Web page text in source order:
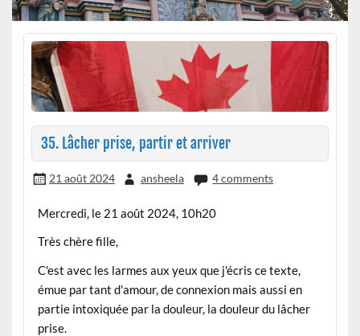
35. Lâcher prise, partir et arriver
21 août 2024 ansheela 4 comments
Mercredi, le 21 août 2024, 10h20
Très chère fille,
C'est avec les larmes aux yeux que j'écris ce texte,
émue par tant d'amour, de connexion mais aussi en
partie intoxiquée par la douleur, la douleur du lâcher
prise.